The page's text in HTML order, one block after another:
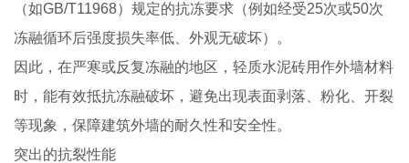
（如GB/T11968）规定的抗冻要求（例如经受25次或50次
冻融循环后强度损失率低、外观无破坏）。
因此，在严寒或反复冻融的地区，轻质水泥砖用作外墙材料
时，能有效抵抗冻融破坏，避免出现表面剥落、粉化、开裂
等现象，保障建筑外墙的耐久性和安全性。
突出的抗裂性能